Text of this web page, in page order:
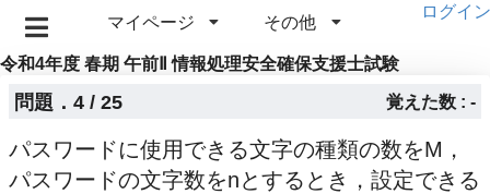
マイページ その他
ログイン
令和4年度 春期 午前Ⅱ 情報処理安全確保支援士試験
問題．4 / 25 覚えた数 : -
パスワードに使用できる文字の種類の数をM，
パスワードの文字数をnとするとき，設定できる